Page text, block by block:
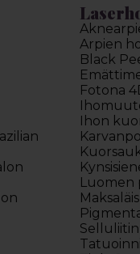
Arpien
Black
Fotona
Ihon
Luomen